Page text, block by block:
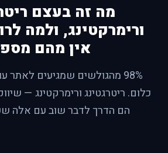
מה זה בעצם
ורימרקטינג, ולמה
אין מהם
98% מהגולשים שמגיעים לאתר
כלום. ריטרגטינג ורימרקטינג —
הם הדרך לדבר שוב עם אלה